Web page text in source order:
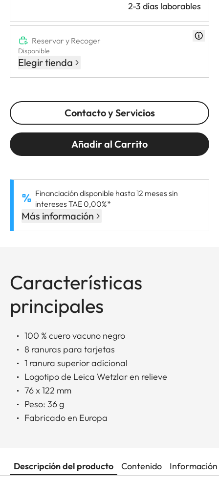
2-3 días laborables
Reservar y Recoger
Disponible
Elegir tienda
Contacto y Servicios
Añadir al Carrito
Financiación disponible hasta 12 meses sin
intereses TAE 0,00%*
Más información
Características
principales
100 % cuero vacuno negro
8 ranuras para tarjetas
1 ranura superior adicional
Logotipo de Leica Wetzlar en relieve
76 x 122 mm
Peso: 36 g
Fabricado en Europa
Descripción del producto Contenido